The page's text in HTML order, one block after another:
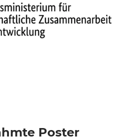
Poster